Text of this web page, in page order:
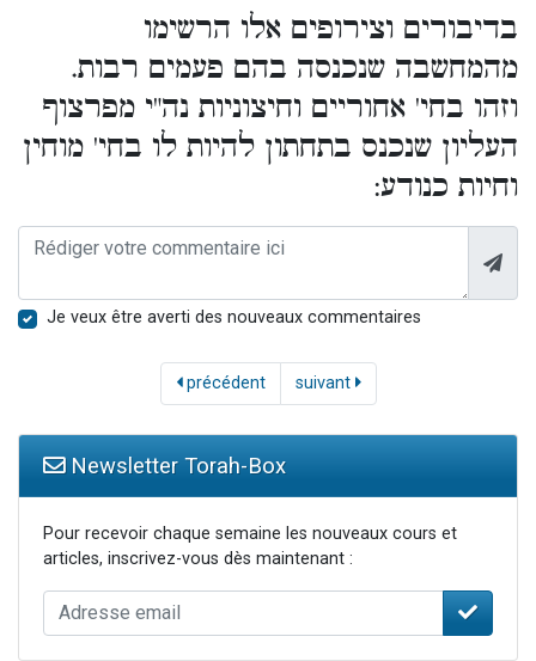
בדיבורים וצירופים אלו הרשימו
מהמחשבה שנכנסה בהם פעמים רבות.
וזהו בחי' אחוריים וחיצוניות נה"י מפרצוף
העליון שנכנס בתחתון להיות לו בחי' מוחין
וחיות כנודע:
Je veux être averti des nouveaux commentaires
précédent suivant
Newsletter Torah-Box
Pour recevoir chaque semaine les nouveaux cours et
articles, inscrivez-vous dès maintenant :